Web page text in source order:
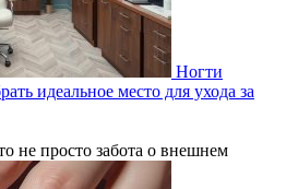
Ногти
идеальное место для ухода за
не просто забота о внешнем